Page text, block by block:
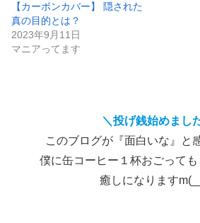
【カーボンカバー】 隠された
真の目的とは？
2023年9月11日
マニアってます
＼投げ銭始めまし
このブログが『面白いな』と
僕に缶コーヒー１杯おごっても
癒しになります